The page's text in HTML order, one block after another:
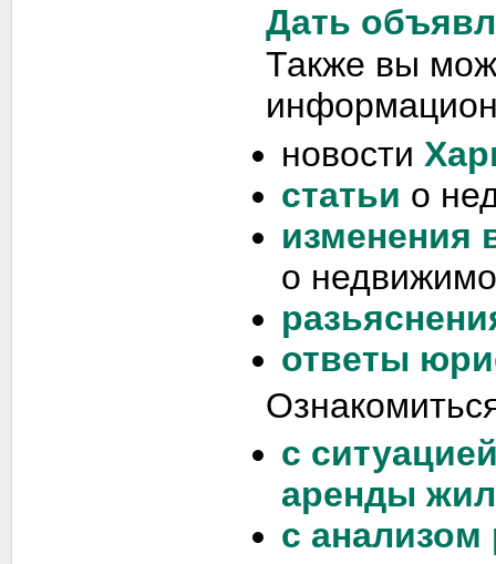
Дать
Также вы
новости
статьи о
изменения
о
ответы
с
аренды
с